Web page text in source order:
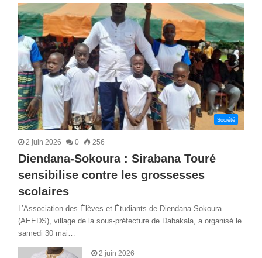
Société
2 juin 2026 0 256
Diendana-Sokoura : Sirabana Touré
sensibilise contre les grossesses
scolaires
L’Association des Élèves et Étudiants de Diendana-Sokoura
(AEEDS), village de la sous-préfecture de Dabakala, a organisé le
samedi 30 mai…
2 juin 2026